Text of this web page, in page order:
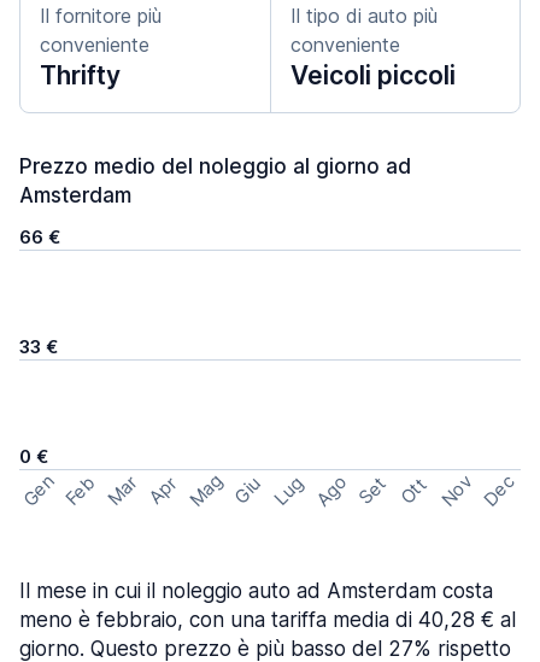
Il fornitore più
conveniente
Thrifty
Il tipo di auto più
conveniente
Veicoli piccoli
Prezzo medio del noleggio al giorno ad
Amsterdam
66 €
33 €
0 €
Gen Feb Mar Apr Mag Giu Lug Ago Set Ott Nov Dec
Il mese in cui il noleggio auto ad Amsterdam costa
meno è febbraio, con una tariffa media di 40,28 € al
giorno. Questo prezzo è più basso del 27% rispetto